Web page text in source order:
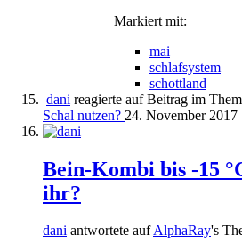
Markiert mit:
mai
schlafsystem
schottland
dani reagierte auf Beitrag im
Schal nutzen? 24. November 2017
Bein-Kombi bis -15
ihr?
dani antwortete aufAlphaRay's